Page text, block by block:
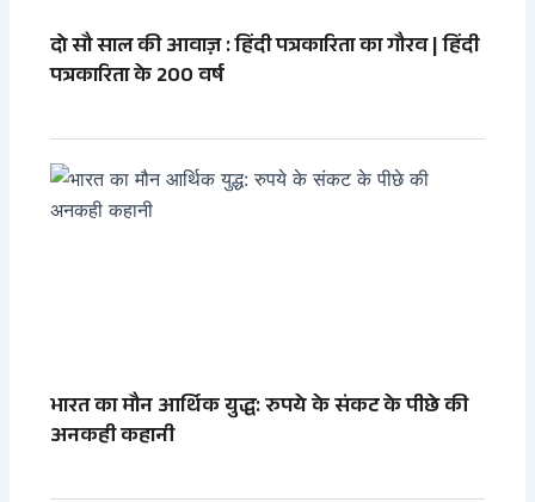
दो सौ साल की आवाज़ : हिंदी पत्रकारिता का गौरव | हिंदी
पत्रकारिता के 200 वर्ष
भारत का मौन आर्थिक युद्ध: रुपये के संकट के पीछे की
अनकही कहानी